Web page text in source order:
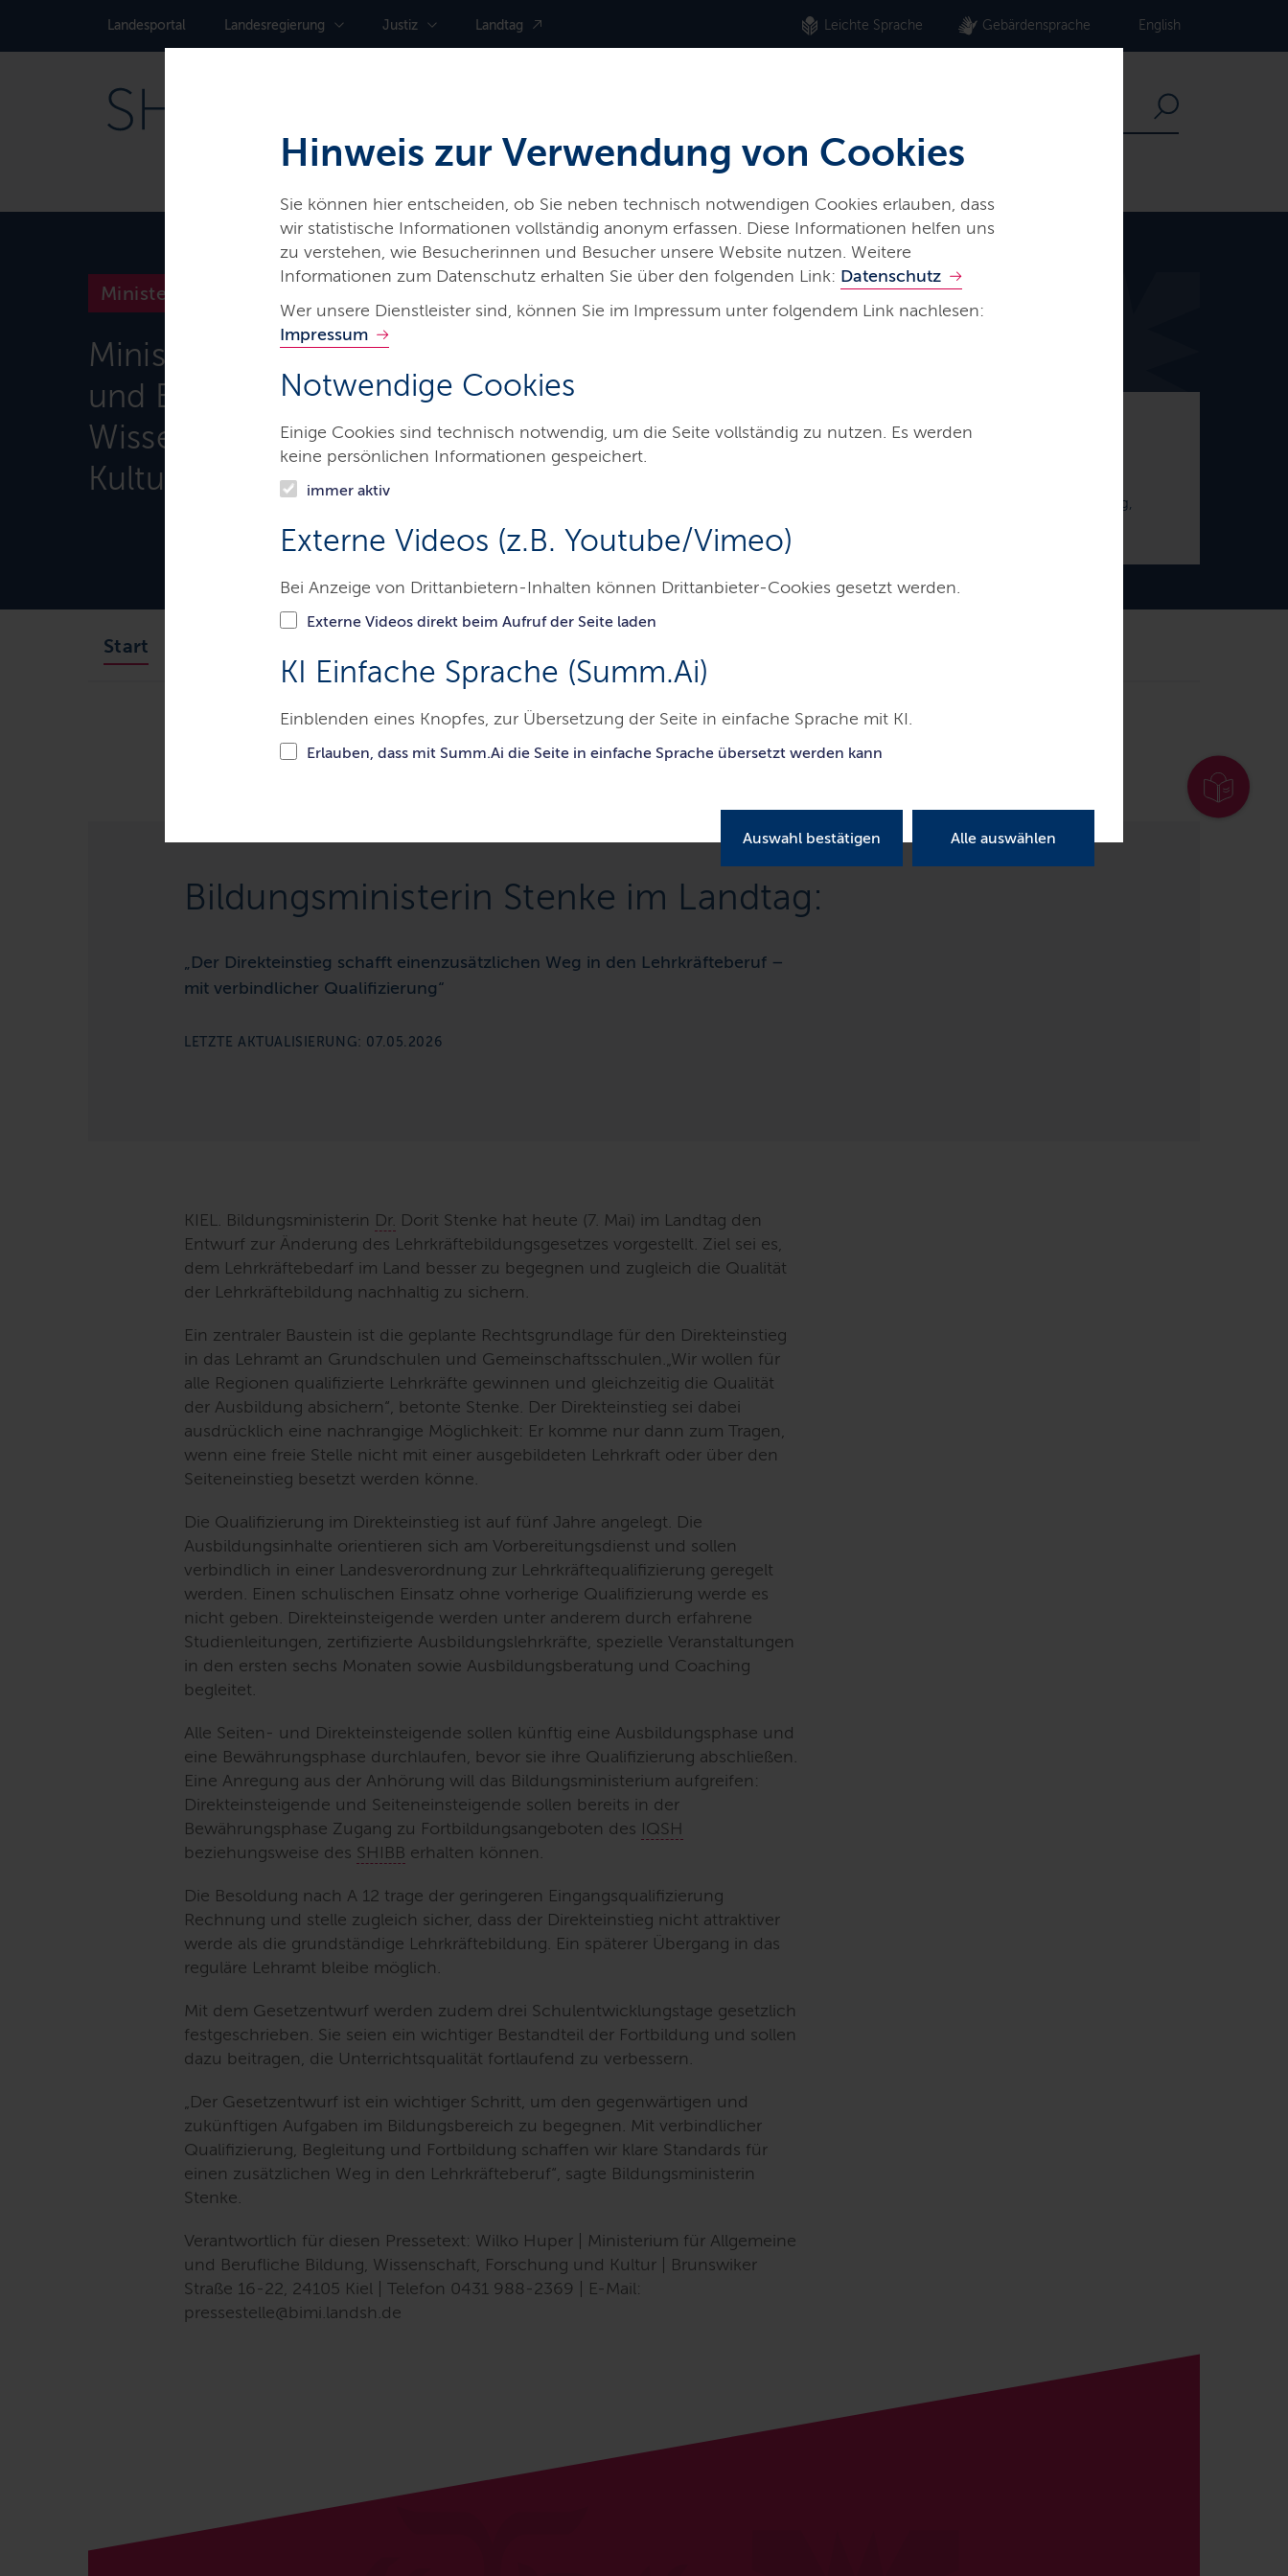
Hinweis zur Verwendung von Cookies
Sie können hier entscheiden, ob Sie neben technisch notwendigen Cookies erlauben, dass
wir statistische Informationen vollständig anonym erfassen. Diese Informationen helfen uns
zu verstehen, wie Besucherinnen und Besucher unsere Website nutzen. Weitere
Informationen zum Datenschutz erhalten Sie über den folgenden Link: Datenschutz
Wer unsere Dienstleister sind, können Sie im Impressum unter folgendem Link nachlesen:
Impressum
Notwendige Cookies
Einige Cookies sind technisch notwendig, um die Seite vollständig zu nutzen. Es werden
keine persönlichen Informationen gespeichert.
immer aktiv
Externe Videos (z.B. Youtube/Vimeo)
Bei Anzeige von Drittanbietern-Inhalten können Drittanbieter-Cookies gesetzt werden.
Externe Videos direkt beim Aufruf der Seite laden
KI Einfache Sprache (Summ.Ai)
Einblenden eines Knopfes, zur Übersetzung der Seite in einfache Sprache mit KI.
Erlauben, dass mit Summ.Ai die Seite in einfache Sprache übersetzt werden kann
Auswahl bestätigen Alle auswählen
Landes­portal Landes­regierung Justiz Landtag Leichte Sprache Gebärdensprache English
Ministerium für Allgemeine
und Berufliche Bildung,
Wissenschaft, Forschung und
Kultur
Ministerien & Behörden
Ministerin für Allgemeine und Berufliche Bildung,
Start
Ministerien & Behörden
Ministerium für Allgemeine und Berufliche Bildung, Wissenschaft, Forschung und Kultur
Bildungsministerin Stenke im Landtag:
Bildungsministerin Stenke im Landtag:
„Der Direkteinstieg schafft einenzusätzlichen Weg in den Lehrkräfteberuf –
mit verbindlicher Qualifizierung“
LETZTE AKTUALISIERUNG: 07.05.2026
KIEL. Bildungsministerin Dr. Dorit Stenke hat heute (7. Mai) im Landtag den
Entwurf zur Änderung des Lehrkräftebildungsgesetzes vorgestellt. Ziel sei es,
dem Lehrkräftebedarf im Land besser zu begegnen und zugleich die Qualität
der Lehrkräftebildung nachhaltig zu sichern.
Ein zentraler Baustein ist die geplante Rechtsgrundlage für den Direkteinstieg
in das Lehramt an Grundschulen und Gemeinschaftsschulen.„Wir wollen für
alle Regionen qualifizierte Lehrkräfte gewinnen und gleichzeitig die Qualität
der Ausbildung absichern“, betonte Stenke. Der Direkteinstieg sei dabei
ausdrücklich eine nachrangige Möglichkeit: Er komme nur dann zum Tragen,
wenn eine freie Stelle nicht mit einer ausgebildeten Lehrkraft oder über den
Seiteneinstieg besetzt werden könne.
Die Qualifizierung im Direkteinstieg ist auf fünf Jahre angelegt. Die
Ausbildungsinhalte orientieren sich am Vorbereitungsdienst und sollen
verbindlich in einer Landesverordnung zur Lehrkräftequalifizierung geregelt
werden. Einen schulischen Einsatz ohne vorherige Qualifizierung werde es
nicht geben. Direkteinsteigende werden unter anderem durch erfahrene
Studienleitungen, zertifizierte Ausbildungslehrkräfte, spezielle Veranstaltungen
in den ersten sechs Monaten sowie Ausbildungsberatung und Coaching
begleitet.
Alle Seiten- und Direkteinsteigende sollen künftig eine Ausbildungsphase und
eine Bewährungsphase durchlaufen, bevor sie ihre Qualifizierung abschließen.
Eine Anregung aus der Anhörung will das Bildungsministerium aufgreifen:
Direkteinsteigende und Seiteneinsteigende sollen bereits in der
Bewährungsphase Zugang zu Fortbildungsangeboten des IQSH
beziehungsweise des SHIBB erhalten können.
Die Besoldung nach A 12 trage der geringeren Eingangsqualifizierung
Rechnung und stelle zugleich sicher, dass der Direkteinstieg nicht attraktiver
werde als die grundständige Lehrkräftebildung. Ein späterer Übergang in das
reguläre Lehramt bleibe möglich.
Mit dem Gesetzentwurf werden zudem drei Schulentwicklungstage gesetzlich
festgeschrieben. Sie seien ein wichtiger Bestandteil der Fortbildung und sollen
dazu beitragen, die Unterrichtsqualität fortlaufend zu verbessern.
„Der Gesetzentwurf ist ein wichtiger Schritt, um den gegenwärtigen und
zukünftigen Aufgaben im Bildungsbereich zu begegnen. Mit verbindlicher
Qualifizierung, Begleitung und Fortbildung schaffen wir klare Standards für
einen zusätzlichen Weg in den Lehrkräfteberuf“, sagte Bildungsministerin
Stenke.
Verantwortlich für diesen Pressetext: Wilko Huper | Ministerium für Allgemeine
und Berufliche Bildung, Wissenschaft, Forschung und Kultur | Brunswiker
Straße 16-22, 24105 Kiel | Telefon 0431 988-2369 | E-Mail:
pressestelle@bimi.landsh.de